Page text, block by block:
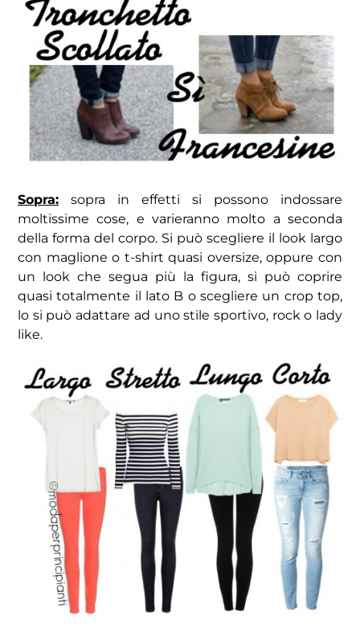
Sopra: sopra in effetti si possono indossare
moltissime cose, e varieranno molto a seconda
della forma del corpo. Si può scegliere il look largo
con maglione o t-shirt quasi oversize, oppure con
un look che segua più la figura, si può coprire
quasi totalmente il lato B o scegliere un crop top,
lo si può adattare ad uno stile sportivo, rock o lady
like.